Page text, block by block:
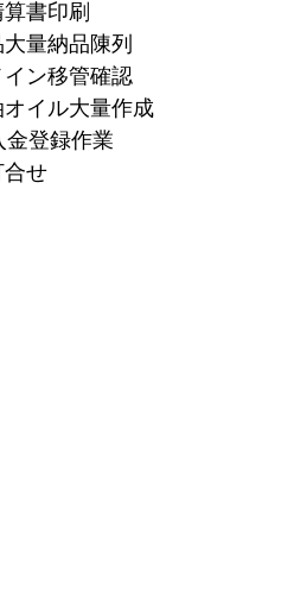
算書印刷
大量納品陳列
イン移管確認
オイル大量作成
金登録作業
合せ